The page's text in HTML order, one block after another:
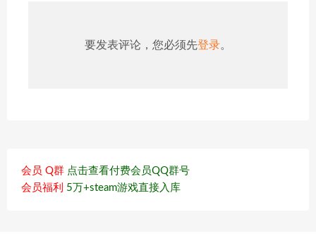
要发表评论，您必须先登录。
会员 Q群 点击查看付费会员QQ群号
会员福利 5万+steam游戏直接入库